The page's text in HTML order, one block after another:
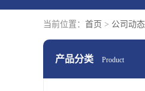
当前位置： 首页 > 公司动态
产品分类 Product